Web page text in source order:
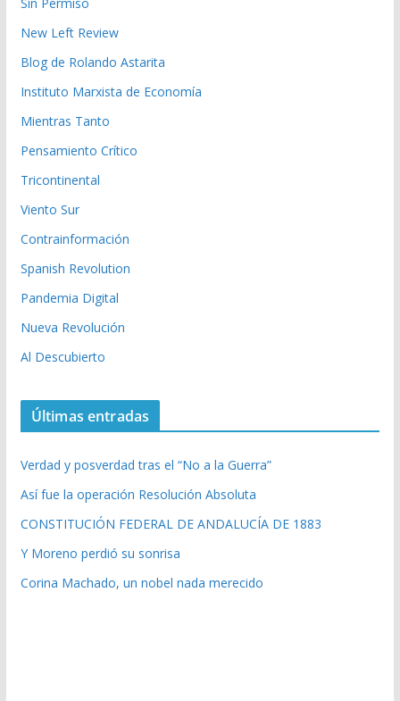
New Left Review
Blog de Rolando Astarita
Instituto Marxista de Economía
Mientras Tanto
Pensamiento Crítico
Tricontinental
Viento Sur
Contrainformación
Spanish Revolution
Pandemia Digital
Nueva Revolución
Al Descubierto
Últimas entradas
Verdad y posverdad tras el “No a la Guerra”
Así fue la operación Resolución Absoluta
CONSTITUCIÓN FEDERAL DE ANDALUCÍA DE 1883
Y Moreno perdió su sonrisa
Corina Machado, un nobel nada merecido